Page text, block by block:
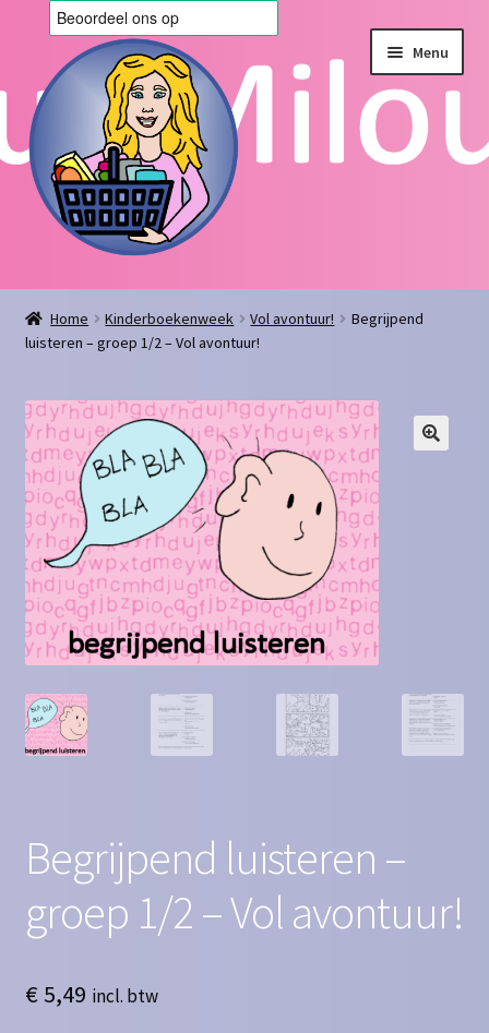
door
naar
navigatie
de
inhoud
Menu
Home
Afrekenen
Algemene voorwaarden
Blog
Contact
Homepagina
Mijn account
Privacy Policy
Winkelmand
Home Kinderboekenweek Vol avontuur!
Begrijpend
luisteren – groep 1/2 – Vol avontuur!
Begrijpend luisteren –
groep 1/2 – Vol avontuur!
€5,49 incl. btw